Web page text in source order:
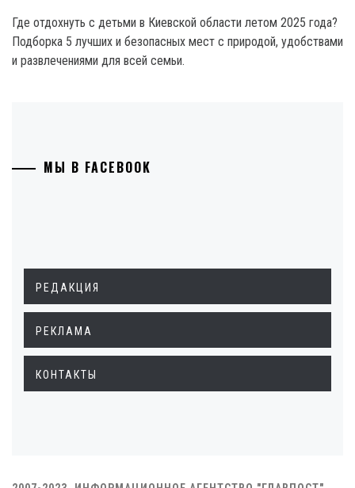
Где отдохнуть с детьми в Киевской области летом 2025 года?
Подборка 5 лучших и безопасных мест с природой, удобствами
и развлечениями для всей семьи.
МЫ В FACEBOOK
РЕДАКЦИЯ
РЕКЛАМА
КОНТАКТЫ